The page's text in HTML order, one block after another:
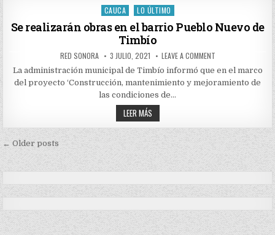
EN
EL
BARRIO
LA
MARTA,
ZONA
URBANA
TIMBÍO
Posted
CAUCA LO ÚLTIMO
Se realizarán obras en el barrio Pueblo Nuevo de
Timbío
AUTHOR:
RED SONORA PUBLISHED
DATE:
3 JULIO, 2021 LEAVE A COMMENTON
REALIZARÁN
OBRAS
EN
TIMBÍO
La administración municipal de Timbío informó que en el marco
del proyecto ‘Construcción, mantenimiento y mejoramiento de
las condiciones de…
LEER MÁSSE
REALIZARÁN
OBRAS
TIMBÍO
Navegación
entradas
← Older posts